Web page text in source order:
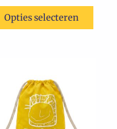
Opties selecteren